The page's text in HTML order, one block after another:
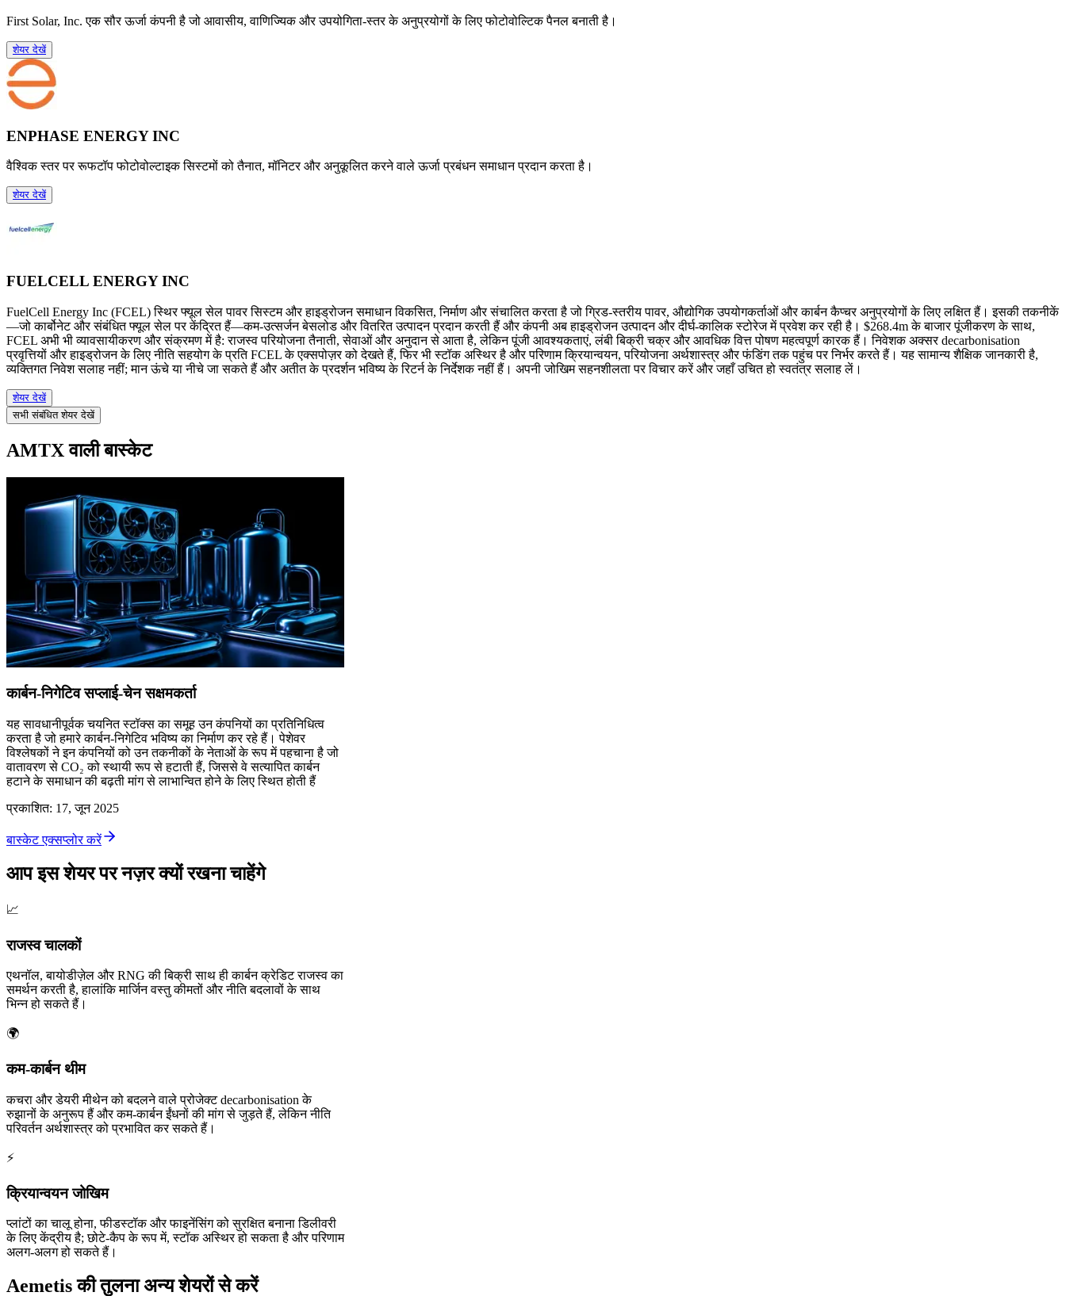
First Solar, Inc. एक सौर ऊर्जा कंपनी है जो आवासीय, वाणिज्यिक और उपयोगिता-स्तर के अनुप्रयोगों के लिए फोटोवोल्टिक पैनल बनाती है।
शेयर देखें
ENPHASE ENERGY INC
वैश्विक स्तर पर रूफटॉप फोटोवोल्टाइक सिस्टमों को तैनात, मॉनिटर और अनुकूलित करने वाले ऊर्जा प्रबंधन समाधान प्रदान करता है।
शेयर देखें
FUELCELL ENERGY INC
FuelCell Energy Inc (FCEL) स्थिर फ्यूल सेल पावर सिस्टम और हाइड्रोजन समाधान विकसित, निर्माण और संचालित करता है जो ग्रिड-स्तरीय पावर, औद्योगिक उपयोगकर्ताओं और कार्बन कैप्चर अनुप्रयोगों के लिए लक्षित हैं। इसकी तकनीकें
—जो कार्बोनेट और संबंधित फ्यूल सेल पर केंद्रित हैं—कम-उत्सर्जन बेसलोड और वितरित उत्पादन प्रदान करती हैं और कंपनी अब हाइड्रोजन उत्पादन और दीर्घ-कालिक स्टोरेज में प्रवेश कर रही है। $268.4m के बाजार पूंजीकरण के साथ,
FCEL अभी भी व्यावसायीकरण और संक्रमण में है: राजस्व परियोजना तैनाती, सेवाओं और अनुदान से आता है, लेकिन पूंजी आवश्यकताएं, लंबी बिक्री चक्र और आवधिक वित्त पोषण महत्वपूर्ण कारक हैं। निवेशक अक्सर decarbonisation
प्रवृत्तियों और हाइड्रोजन के लिए नीति सहयोग के प्रति FCEL के एक्सपोज़र को देखते हैं, फिर भी स्टॉक अस्थिर है और परिणाम क्रियान्वयन, परियोजना अर्थशास्त्र और फंडिंग तक पहुंच पर निर्भर करते हैं। यह सामान्य शैक्षिक जानकारी है,
व्यक्तिगत निवेश सलाह नहीं; मान ऊंचे या नीचे जा सकते हैं और अतीत के प्रदर्शन भविष्य के रिटर्न के निर्देशक नहीं हैं। अपनी जोखिम सहनशीलता पर विचार करें और जहाँ उचित हो स्वतंत्र सलाह लें।
शेयर देखें
सभी संबंधित शेयर देखें
AMTX वाली बास्केट
कार्बन-निगेटिव सप्लाई-चेन सक्षमकर्ता
यह सावधानीपूर्वक चयनित स्टॉक्स का समूह उन कंपनियों का प्रतिनिधित्व
करता है जो हमारे कार्बन-निगेटिव भविष्य का निर्माण कर रहे हैं। पेशेवर
विश्लेषकों ने इन कंपनियों को उन तकनीकों के नेताओं के रूप में पहचाना है जो
वातावरण से CO₂ को स्थायी रूप से हटाती हैं, जिससे वे सत्यापित कार्बन
हटाने के समाधान की बढ़ती मांग से लाभान्वित होने के लिए स्थित होती हैं
प्रकाशित: 17, जून 2025
बास्केट एक्सप्लोर करें
आप इस शेयर पर नज़र क्यों रखना चाहेंगे
📈
राजस्व चालकों
एथनॉल, बायोडीज़ेल और RNG की बिक्री साथ ही कार्बन क्रेडिट राजस्व का
समर्थन करती है, हालांकि मार्जिन वस्तु कीमतों और नीति बदलावों के साथ
भिन्न हो सकते हैं।
🌍
कम‑कार्बन थीम
कचरा और डेयरी मीथेन को बदलने वाले प्रोजेक्ट decarbonisation के
रुझानों के अनुरूप हैं और कम‑कार्बन ईंधनों की मांग से जुड़ते हैं, लेकिन नीति
परिवर्तन अर्थशास्त्र को प्रभावित कर सकते हैं।
⚡
क्रियान्वयन जोखिम
प्लांटों का चालू होना, फीडस्टॉक और फाइनेंसिंग को सुरक्षित बनाना डिलीवरी
के लिए केंद्रीय है; छोटे-कैप के रूप में, स्टॉक अस्थिर हो सकता है और परिणाम
अलग-अलग हो सकते हैं।
Aemetis की तुलना अन्य शेयरों से करें